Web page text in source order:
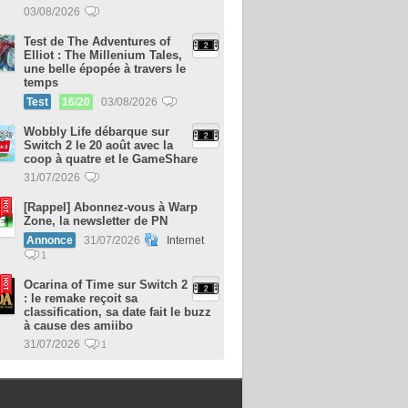
03/08/2026
Test de The Adventures of
Elliot : The Millenium Tales,
une belle épopée à travers le
temps
Test 16/20 03/08/2026
Wobbly Life débarque sur
Switch 2 le 20 août avec la
coop à quatre et le GameShare
31/07/2026
[Rappel] Abonnez-vous à Warp
Zone, la newsletter de PN
Annonce 31/07/2026 Internet
1
Ocarina of Time sur Switch 2
: le remake reçoit sa
classification, sa date fait le buzz
à cause des amiibo
31/07/2026 1